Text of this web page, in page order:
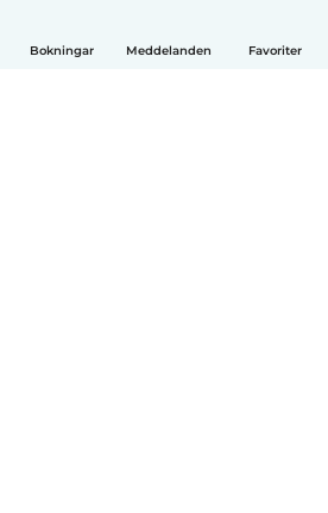
Bokningar Meddelanden Favoriter